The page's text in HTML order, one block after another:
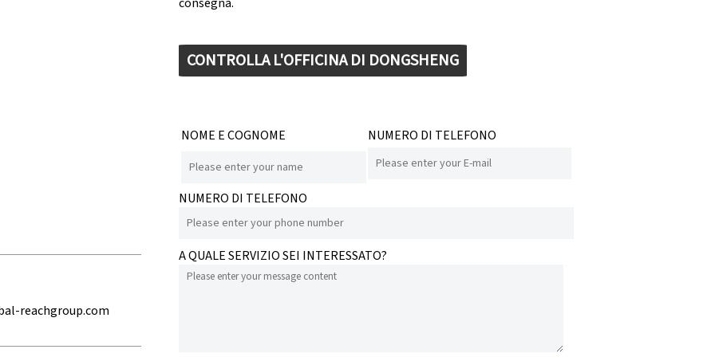
consegna.
CONTROLLA L'OFFICINA DI DONGSHENG
reachgroup.com
NOME E COGNOME NUMERO DI TELEFONO
NUMERO DI TELEFONO
A QUALE SERVIZIO SEI INTERESSATO?